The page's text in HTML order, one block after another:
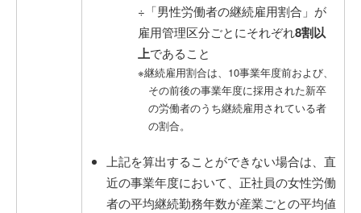
÷「男性労働者の継続雇用割合」が
雇用管理区分ごとにそれぞれ8割以
上であること
※継続雇用割合は、10事業年度前および、
その前後の事業年度に採用された新卒
の労働者のうち継続雇用されている者
の割合。
上記を算出することができない場合は、直
近の事業年度において、正社員の女性労働
者の平均継続勤務年数が産業ごとの平均値